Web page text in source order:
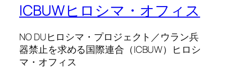
ICBUWヒロシマ・オフィス
NO DUヒロシマ・プロジェクト／ウラン兵
器禁止を求める国際連合（ICBUW）ヒロシ
マ・オフィス